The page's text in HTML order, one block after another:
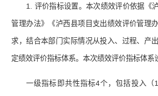
1. 评价指标设置。本次绩效评价依据《
管理办法》《泸西县项目支出绩效评价管理
求，结合本部门实际情况从投入、过程、产
定绩效评价指标体系。本次绩效评价指标体系
一级指标即共性指标4个，包括投入（